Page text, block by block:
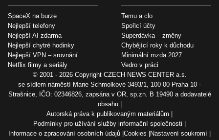
SpaceX na burze
Nejlepší telefony
Nejlepší AI zdarma
Nejlepší chytré hodinky
Nejlepší VPN – srovnání
Netflix filmy a seriály
Temu a clo
Spořicí účty
Superdávka – změny
Chybějící roky k důchodu
Minimální mzda 2027
Vedro v práci
© 2001 - 2026 Copyright CZECH NEWS CENTER a.s.
se sídlem náměstí Marie Schmolkové 3493/1, 100 00 Praha 10 -
Strašnice, IČO: 02346826, zapsána v OR, sp.zn. B 19490 a dodavatelé
obsahu
Autorská práva k publikovaným materiálům
Podmínky pro užívání služby informační společnosti
Informace o zpracování osobních údajů Cookies
Nastavení soukromí